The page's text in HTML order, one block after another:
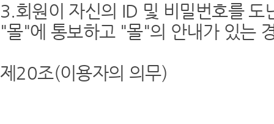
3.회원이 자신의 ID 및 비밀번호를
"몰"에 통보하고 "몰"의 안내가 있는
제20조(이용자의 의무)